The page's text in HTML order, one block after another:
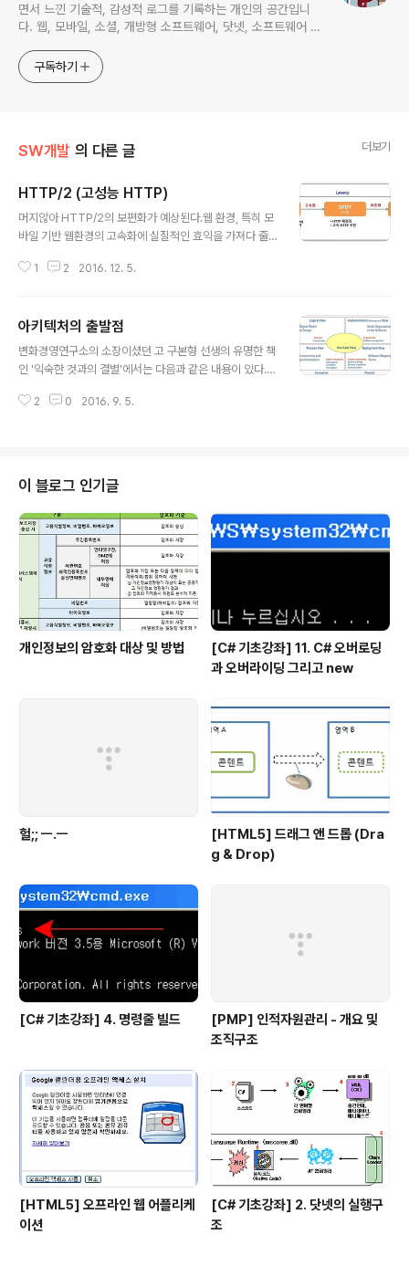
면서 느낀 기술적, 감성적 로그를 기록하는 개인의 공간입니
다. 웹, 모바일, 소셜, 개방형 소프트웨어, 닷넷, 소프트웨어 공
술 분야를 위주로 글을 채워나갈 예정입니다. 간혹 무의미한
잡설도 포함한채...
구독하기
SW개발 의 다른 글 더보기
HTTP/2 (고성능 HTTP)
머지않아 HTTP/2의 보편화가 예상된다.웹 환경, 특히 모
바일 기반 웹환경의 고속화에 실질적인 효익을 가져다 줄
한 tactic이 될 것이다. HTTP/2에 대한 깔끔한 정리는 아
B%A5%B4%EA%B3%A0-%EC%9E%88%EB%8
D%98-http2/ HTTP/2를 적용하기 위해서는 브라우저
와 웹서버의 지원상황을 미리 체크해야 하며, 만일 웹 서버
치할 수도 있다. 고무적인 것은, 대부분의 최신 모바일 디바
1 2 2016. 12. 5.
아키텍처의 출발점
변화경영연구소의 소장이셨던 고 구본형 선생의 유명한 책
인 '익숙한 것과의 결별'에서는 다음과 같은 내용이 있다.
가장 완벽한 동질성을 부여한다. 비전은 '미래의 설계도'라
들을 위한 것이다. 보통 사람은 설계도를 보고 그 건물의 전
체적 모습을 떠올릴 수 없다. 그것은 판독하기 어려운 수치
와 기호일 뿐이다. 비전은 이해관계자 모두가 쉽게 그 모습
을 머릿속에 떠올릴 수 있어야 하며, 그 모습의 아름다움 때
문에 마음이 설레야 한다. 따라서 비전은 오히려 건물의 조
감도와 흡사하다. 건물의 유려..
2 0 2016. 9. 5.
이 블로그 인기글
개인정보의 암호화 대상 및 방법
[C# 기초강좌] 11. C# 오버로딩
과 오버라이딩 그리고 new
헐;; ㅡ.ㅡ
[HTML5] 드래그 앤 드롭 (Dra
g & Drop)
[C# 기초강좌] 4. 명령줄 빌드
[PMP] 인적자원관리 - 개요 및
조직구조
[HTML5] 오프라인 웹 어플리케
이션
[C# 기초강좌] 2. 닷넷의 실행구
조